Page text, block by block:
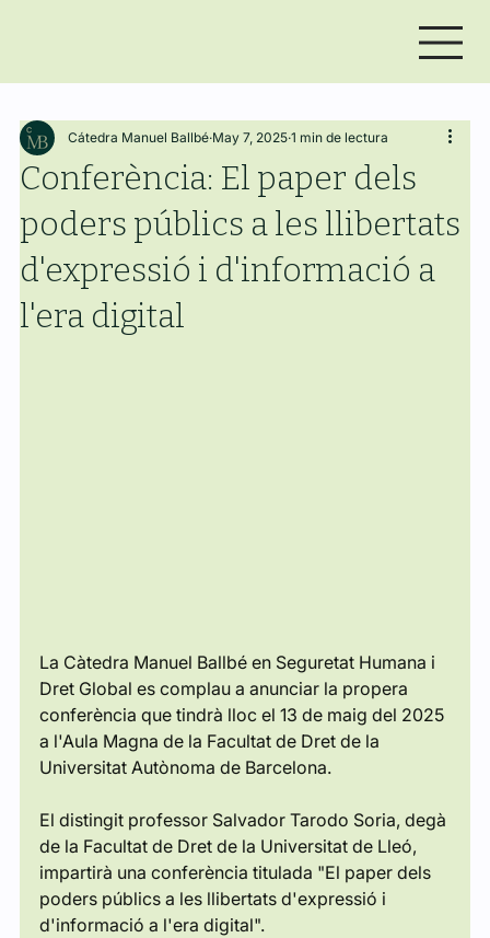
Conferència: El paper dels
poders públics a les llibertats
d'expressió i d'informació a
l'era digital
Cátedra Manuel Ballbé May 7, 2025 1 min de lectura
La Càtedra Manuel Ballbé en Seguretat Humana i
Dret Global es complau a anunciar la propera
conferència que tindrà lloc el 13 de maig del 2025
a l'Aula Magna de la Facultat de Dret de la
Universitat Autònoma de Barcelona.
El distingit professor Salvador Tarodo Soria, degà
de la Facultat de Dret de la Universitat de Lleó,
impartirà una conferència titulada "El paper dels
poders públics a les llibertats d'expressió i
d'informació a l'era digital".